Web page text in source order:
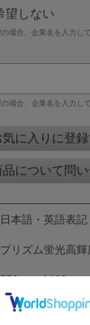
望しない
場合、企業名を入力して
場合、企業名を入力して
気に入りに登
品について問
日本語・英語表記
プリズム蛍光高
550mm×1400mm
25mm角 シルバ